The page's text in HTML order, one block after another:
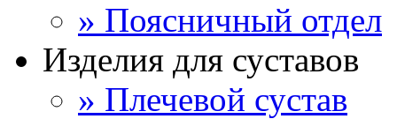
» Поясничный отдел
Изделия для суставов
» Плечевой сустав